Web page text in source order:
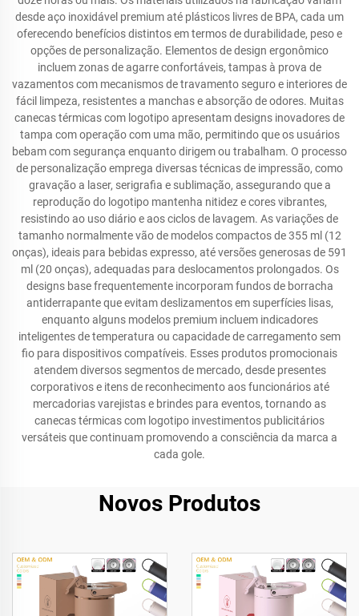
desde aço inoxidável premium até plásticos livres de BPA, cada um
oferecendo benefícios distintos em termos de durabilidade, peso e
opções de personalização. Elementos de design ergonômico
incluem zonas de agarre confortáveis, tampas à prova de
vazamentos com mecanismos de travamento seguro e interiores de
fácil limpeza, resistentes a manchas e absorção de odores. Muitas
canecas térmicas com logotipo apresentam designs inovadores de
tampa com operação com uma mão, permitindo que os usuários
bebam com segurança enquanto dirigem ou trabalham. O processo
de personalização emprega diversas técnicas de impressão, como
gravação a laser, serigrafia e sublimação, assegurando que a
reprodução do logotipo mantenha nitidez e cores vibrantes,
resistindo ao uso diário e aos ciclos de lavagem. As variações de
tamanho normalmente vão de modelos compactos de 355 ml (12
onças), ideais para bebidas expresso, até versões generosas de 591
ml (20 onças), adequadas para deslocamentos prolongados. Os
designs base frequentemente incorporam fundos de borracha
antiderrapante que evitam deslizamentos em superfícies lisas,
enquanto alguns modelos premium incluem indicadores
inteligentes de temperatura ou capacidade de carregamento sem
fio para dispositivos compatíveis. Esses produtos promocionais
atendem diversos segmentos de mercado, desde presentes
corporativos e itens de reconhecimento aos funcionários até
mercadorias varejistas e brindes para eventos, tornando as
canecas térmicas com logotipo investimentos publicitários
versáteis que continuam promovendo a consciência da marca a
cada gole.
Novos Produtos